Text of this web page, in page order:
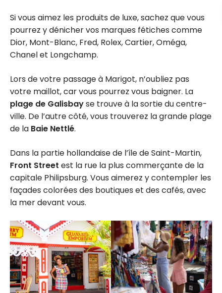
Si vous aimez les produits de luxe, sachez que vous
pourrez y dénicher vos marques fétiches comme
Dior, Mont-Blanc, Fred, Rolex, Cartier, Oméga,
Chanel et Longchamp.
Lors de votre passage à Marigot, n’oubliez pas
votre maillot, car vous pourrez vous baigner. La
plage de Galisbayse trouve à la sortie du centre-
ville. De l’autre côté, vous trouverez la grande plage
de la Baie Nettlé.
Dans la partie hollandaise de l’île de Saint-Martin,
Front Street est la rue la plus commerçante de la
capitale Philipsburg. Vous aimerez y contempler les
façades colorées des boutiques et des cafés, avec
la mer devant vous.